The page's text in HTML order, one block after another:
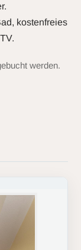
kostenfreies
werden.